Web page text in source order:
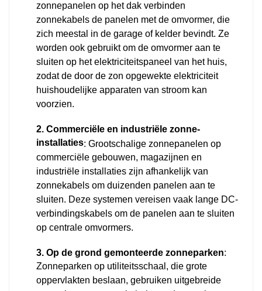
zonnepanelen op het dak verbinden
zonnekabels de panelen met de omvormer, die
zich meestal in de garage of kelder bevindt. Ze
worden ook gebruikt om de omvormer aan te
sluiten op het elektriciteitspaneel van het huis,
zodat de door de zon opgewekte elektriciteit
huishoudelijke apparaten van stroom kan
voorzien.
2. Commerciële en industriële zonne-
installaties: Grootschalige zonnepanelen op
commerciële gebouwen, magazijnen en
industriële installaties zijn afhankelijk van
zonnekabels om duizenden panelen aan te
sluiten. Deze systemen vereisen vaak lange DC-
verbindingskabels om de panelen aan te sluiten
op centrale omvormers.
3. Op de grond gemonteerde zonneparken:
Zonneparken op utiliteitsschaal, die grote
oppervlakten beslaan, gebruiken uitgebreide